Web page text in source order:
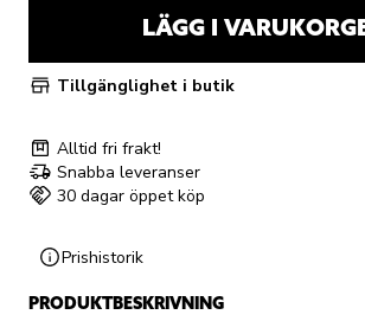
LÄGG I
Tillgänglighet i butik
Alltid fri frakt!
Snabba leveranser
30 dagar öppet köp
Prishistorik
PRODUKTBESKRIVNING